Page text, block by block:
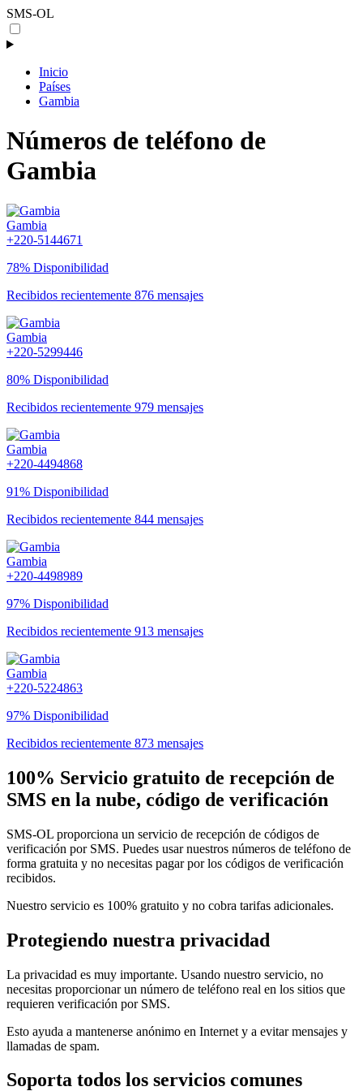
SMS-OL
Inicio
Países
Gambia
Números de teléfono de
Gambia
Gambia
+220-5144671
78% Disponibilidad
Recibidos recientemente 876 mensajes
Gambia
+220-5299446
80% Disponibilidad
Recibidos recientemente 979 mensajes
Gambia
+220-4494868
91% Disponibilidad
Recibidos recientemente 844 mensajes
Gambia
+220-4498989
97% Disponibilidad
Recibidos recientemente 913 mensajes
Gambia
+220-5224863
97% Disponibilidad
Recibidos recientemente 873 mensajes
100% Servicio gratuito de recepción de
SMS en la nube, código de verificación
SMS-OL proporciona un servicio de recepción de códigos de
verificación por SMS. Puedes usar nuestros números de teléfono de
forma gratuita y no necesitas pagar por los códigos de verificación
recibidos.
Nuestro servicio es 100% gratuito y no cobra tarifas adicionales.
Protegiendo nuestra privacidad
La privacidad es muy importante. Usando nuestro servicio, no
necesitas proporcionar un número de teléfono real en los sitios que
requieren verificación por SMS.
Esto ayuda a mantenerse anónimo en Internet y a evitar mensajes y
llamadas de spam.
Soporta todos los servicios comunes